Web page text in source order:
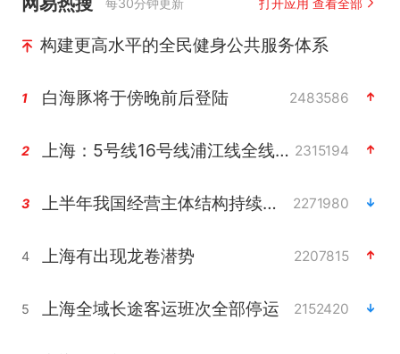
构建更高水平的全民健身公共服务体系
1 白海豚将于傍晚前后登陆 2483586
2 上海：5号线16号线浦江线全线停运 2315194
3 上半年我国经营主体结构持续优化 2271980
4 上海有出现龙卷潜势 2207815
5 上海全域长途客运班次全部停运 2152420